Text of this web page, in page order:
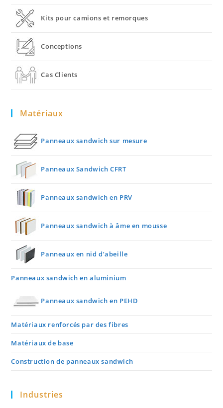
Kits pour camions et remorques
Conceptions
Cas Clients
Matériaux
Panneaux sandwich sur mesure
Panneaux Sandwich CFRT
Panneaux sandwich en PRV
Panneaux sandwich à âme en mousse
Panneaux en nid d’abeille
Panneaux sandwich en aluminium
Panneaux sandwich en PEHD
Matériaux renforcés par des fibres
Matériaux de base
Construction de panneaux sandwich
Industries